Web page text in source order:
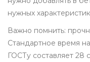
нужных
Важно помнить:
Стандартное время
ГОСТу составляет 28